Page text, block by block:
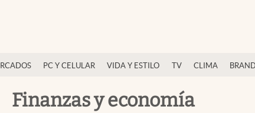
PC Y CELULAR VIDA Y ESTILO TV CLIMA
Finanzas y economía